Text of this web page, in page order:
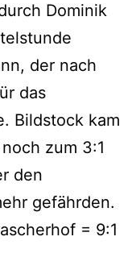
Dominik
der nach
das
Bildstock kam
zum 3:1
den
gefährden.
= 9:1